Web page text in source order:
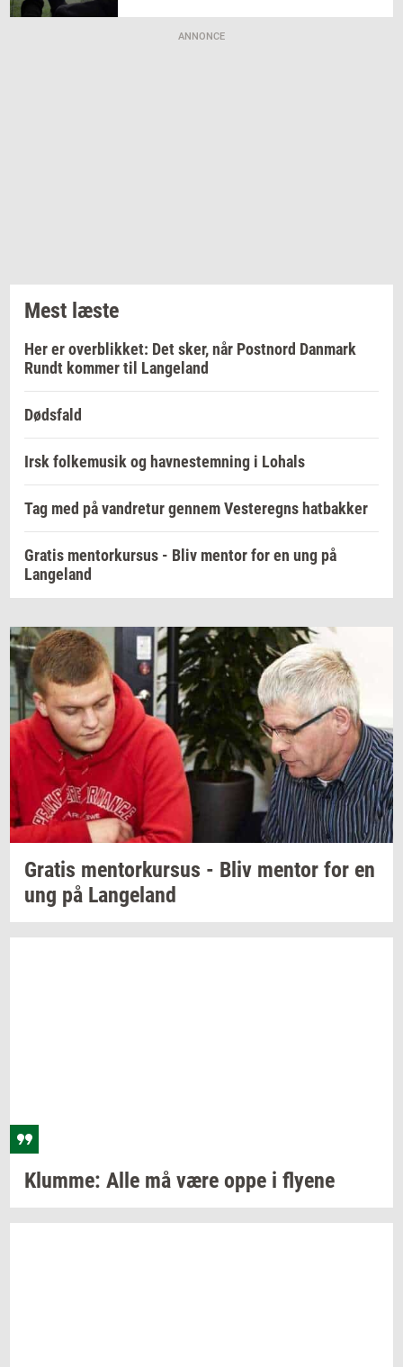
ANNONCE
Mest læste
Her er overblikket: Det sker, når Postnord Danmark
Rundt kommer til Langeland
Dødsfald
Irsk folkemusik og havnestemning i Lohals
Tag med på vandretur gennem Vesteregns hatbakker
Gratis mentorkursus - Bliv mentor for en ung på
Langeland
Gra­tis men­tor­kur­sus - Bliv men­tor for en
ung på Lan­geland
Klum­me: Alle må være oppe i fly­e­ne